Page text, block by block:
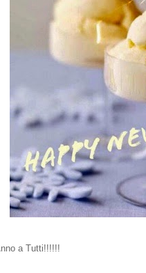
a Tutti!!!!!!